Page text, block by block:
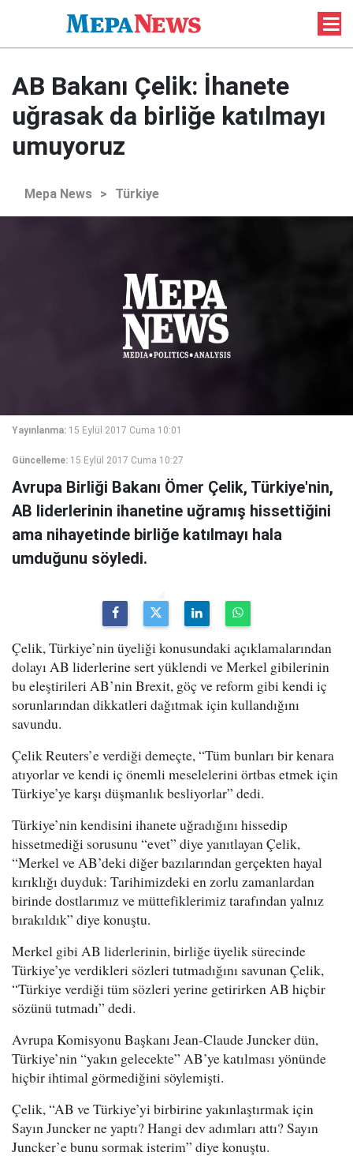
AB Bakanı Çelik: İhanete
uğrasak da birliğe katılmayı
umuyoruz
Mepa News > Türkiye
Yayınlanma: 15 Eylül 2017 Cuma 10:01
Güncelleme: 15 Eylül 2017 Cuma 10:27
Avrupa Birliği Bakanı Ömer Çelik, Türkiye'nin,
AB liderlerinin ihanetine uğramış hissettiğini
ama nihayetinde birliğe katılmayı hala
umduğunu söyledi.
Çelik, Türkiye’nin üyeliği konusundaki açıklamalarından
dolayı AB liderlerine sert yüklendi ve Merkel gibilerinin
bu eleştirileri AB’nin Brexit, göç ve reform gibi kendi iç
sorunlarından dikkatleri dağıtmak için kullandığını
savundu.
Çelik Reuters’e verdiği demeçte, “Tüm bunları bir kenara
atıyorlar ve kendi iç önemli meselelerini örtbas etmek için
Türkiye’ye karşı düşmanlık besliyorlar” dedi.
Türkiye’nin kendisini ihanete uğradığını hissedip
hissetmediği sorusunu “evet” diye yanıtlayan Çelik,
“Merkel ve AB’deki diğer bazılarından gerçekten hayal
kırıklığı duyduk: Tarihimizdeki en zorlu zamanlardan
birinde dostlarımız ve müttefiklerimiz tarafından yalnız
bırakıldık” diye konuştu.
Merkel gibi AB liderlerinin, birliğe üyelik sürecinde
Türkiye’ye verdikleri sözleri tutmadığını savunan Çelik,
“Türkiye verdiği tüm sözleri yerine getirirken AB hiçbir
sözünü tutmadı” dedi.
Avrupa Komisyonu Başkanı Jean-Claude Juncker dün,
Türkiye’nin “yakın gelecekte” AB’ye katılması yönünde
hiçbir ihtimal görmediğini söylemişti.
Çelik, “AB ve Türkiye’yi birbirine yakınlaştırmak için
Sayın Juncker ne yaptı? Hangi dev adımları attı? Sayın
Juncker’e bunu sormak isterim” diye konuştu.